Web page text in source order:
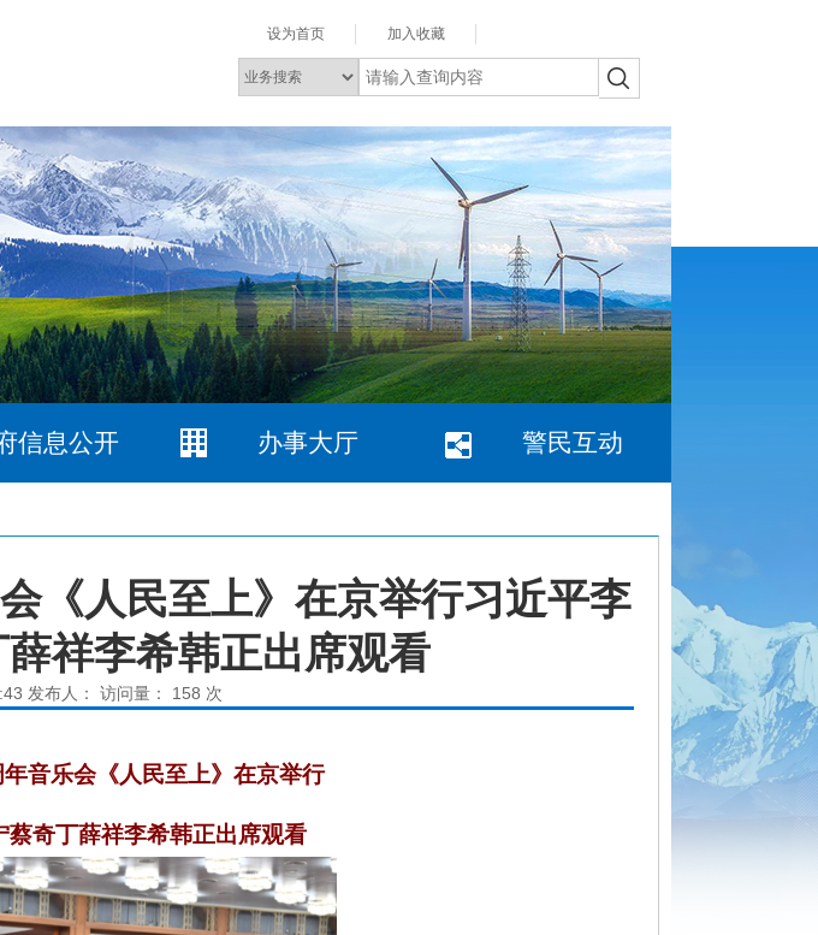
设为首页 加入收藏
信息公开 办事大厅 警民互动
《人民至上》在京举行习近平李
祥李希韩正出席观看
发布人： 访问量： 158 次
年音乐会《人民至上》在京举行
奇丁薛祥李希韩正出席观看